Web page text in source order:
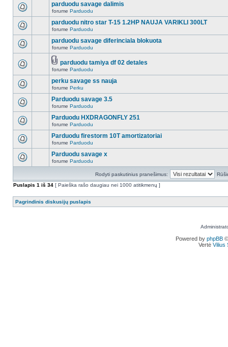
parduodu savage dalimis
forume Parduodu
parduodu nitro star T-15 1.2HP NAUJA VARIKLI 300LT
forume Parduodu
parduodu savage diferinciala blokuota
forume Parduodu
parduodu tamiya df 02 detales
forume Parduodu
perku savage ss nauja
forume Perku
Parduodu savage 3.5
forume Parduodu
Parduodu HXDRAGONFLY 251
forume Parduodu
Parduodu firestorm 10T amortizatoriai
forume Parduodu
Parduodu savage x
forume Parduodu
Rodyti paskutinius pranešimus:
Puslapis 1 iš 34 [ Paieška rašo daugiau nei 1000 atitikmenų ]
Pagrindinis diskusijų puslapis
Powered by phpBB
Vertė Vilius